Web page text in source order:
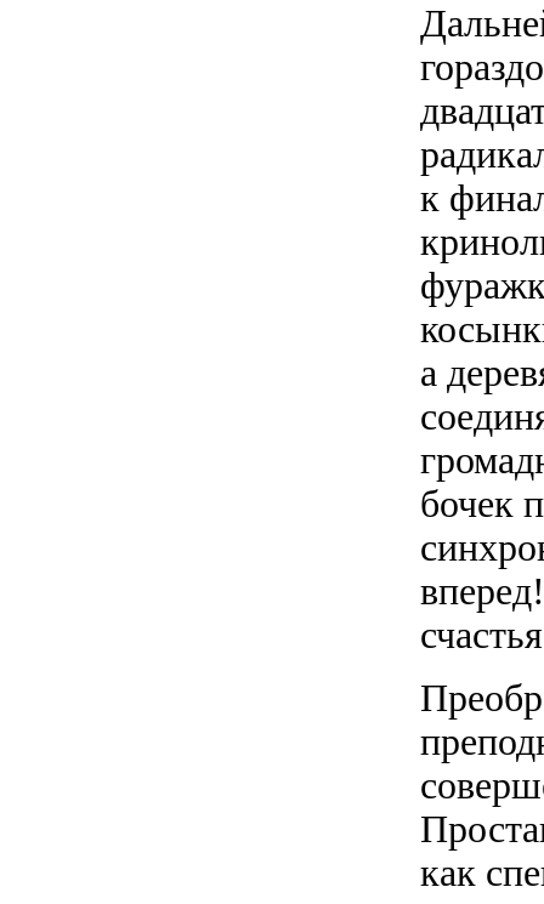
к
а
бочек
как